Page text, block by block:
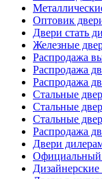
Оптовик
Двери стать
Железные
Распродажа
Распродажа
Распродажа
Стальные
Стальные
Стальные
Распродажа
Двери
Официальный